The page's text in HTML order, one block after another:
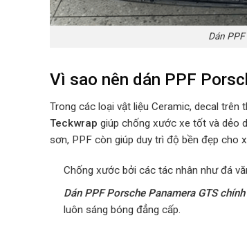
Dán
Vì sao nên dán PPF
Trong các loại vật liệu Ceramic, decal trên
Teckwrap giúp chống xước xe tốt và dẻo
sơn, PPF còn giúp duy trì độ bền đẹp cho
Chống xước bởi các tác nhân như đá
Dán PPF Porsche Panamera GTS
luôn sáng bóng đẳng cấp.